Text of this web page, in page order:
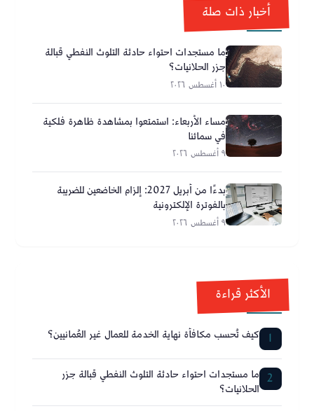
أخبار ذات صلة
ما مستجدات احتواء حادثة التلوث النفطي قبالة
جزر الحلانيات؟
١٠ أغسطس ٢٠٢٦
مساء الأربعاء: استمتعوا بمشاهدة ظاهرة فلكية
في سمائنا
٩ أغسطس ٢٠٢٦
بدءًا من أبريل 2027: إلزام الخاضعين للضريبة
بالفوترة الإلكترونية
٩ أغسطس ٢٠٢٦
الأكثر قراءة
1 كيف تُحسب مكافأة نهاية الخدمة للعمال غير العُمانيين؟
2 ما مستجدات احتواء حادثة التلوث النفطي قبالة جزر
الحلانيات؟